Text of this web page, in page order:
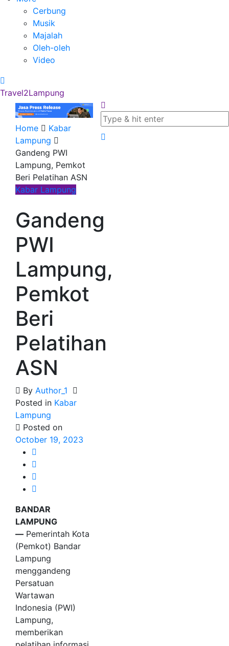
Cerbung
Musik
Majalah
Oleh-oleh
Video
Travel2Lampung
Home
Kabar
Lampung
Gandeng PWI
Lampung, Pemkot
Beri Pelatihan ASN
Kabar Lampung
Gandeng
PWI
Lampung,
Pemkot
Beri
Pelatihan
ASN
By Author_1
Posted in Kabar
Lampung
Posted on
October 19, 2023
BANDAR
LAMPUNG
— Pemerintah Kota
(Pemkot) Bandar
Lampung
menggandeng
Persatuan
Wartawan
Indonesia (PWI)
Lampung,
memberikan